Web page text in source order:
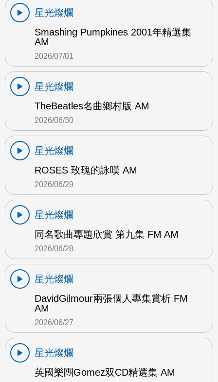
星光燦爛
Smashing Pumpkines 2001年精選集
AM
2026/07/01
星光燦爛
TheBeatles名曲鄉村版 AM
2026/06/30
星光燦爛
ROSES 玫瑰的詠嘆 AM
2026/06/29
星光燦爛
同名歌曲專題欣賞 第九集 FM AM
2026/06/28
星光燦爛
DavidGilmour兩張個人專集賞析 FM
AM
2026/06/27
星光燦爛
英國樂團Gomez双CD精選集 AM